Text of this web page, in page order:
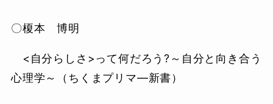
〇榎本 博明
<自分らしさ>って何だろう?～自分と向き合う
心理学～（ちくまプリマ―新書）